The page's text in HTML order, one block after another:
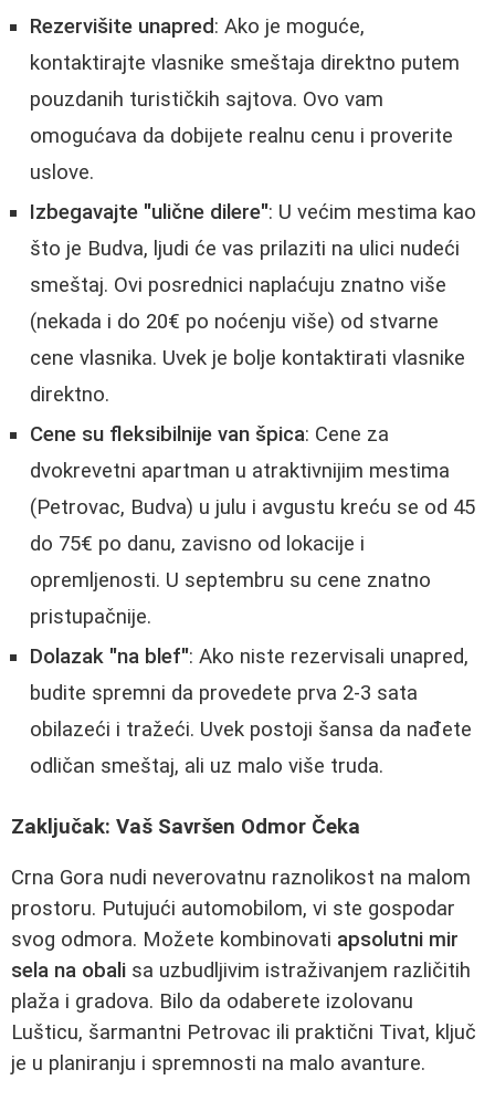
Rezervišite unapred: Ako je moguće,
kontaktirajte vlasnike smeštaja direktno putem
pouzdanih turističkih sajtova. Ovo vam
omogućava da dobijete realnu cenu i proverite
uslove.
Izbegavajte "ulične dilere": U većim mestima kao
što je Budva, ljudi će vas prilaziti na ulici nudeći
smeštaj. Ovi posrednici naplaćuju znatno više
(nekada i do 20€ po noćenju više) od stvarne
cene vlasnika. Uvek je bolje kontaktirati vlasnike
direktno.
Cene su fleksibilnije van špica: Cene za
dvokrevetni apartman u atraktivnijim mestima
(Petrovac, Budva) u julu i avgustu kreću se od 45
do 75€ po danu, zavisno od lokacije i
opremljenosti. U septembru su cene znatno
pristupačnije.
Dolazak "na blef": Ako niste rezervisali unapred,
budite spremni da provedete prva 2-3 sata
obilazeći i tražeći. Uvek postoji šansa da nađete
odličan smeštaj, ali uz malo više truda.
Zaključak: Vaš Savršen Odmor Čeka
Crna Gora nudi neverovatnu raznolikost na malom
prostoru. Putujući automobilom, vi ste gospodar
svog odmora. Možete kombinovati apsolutni mir
sela na obali sa uzbudljivim istraživanjem različitih
plaža i gradova. Bilo da odaberete izolovanu
Lušticu, šarmantni Petrovac ili praktični Tivat, ključ
je u planiranju i spremnosti na malo avanture.